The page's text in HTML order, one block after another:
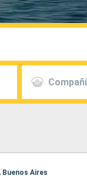
Buenos Aires